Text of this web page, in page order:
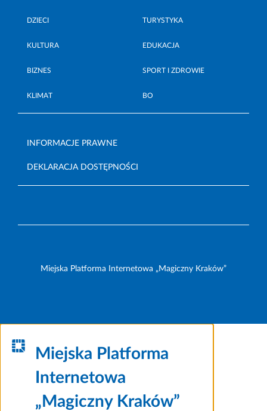
DZIECI TURYSTYKA
KULTURA EDUKACJA
BIZNES SPORT I ZDROWIE
KLIMAT BO
INFORMACJE PRAWNE
DEKLARACJA DOSTĘPNOŚCI
Miejska Platforma Internetowa „Magiczny Kraków”
Miejska Platforma
Internetowa
„Magiczny Kraków”